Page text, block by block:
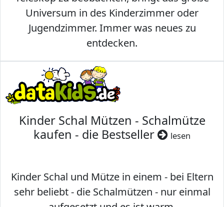
Universum in des Kinderzimmer oder
Jugendzimmer. Immer was neues zu
entdecken.
Kinder Schal Mützen - Schalmütze
kaufen - die Bestseller
lesen
Kinder Schal und Mütze in einem - bei Eltern
sehr beliebt - die Schalmützen - nur einmal